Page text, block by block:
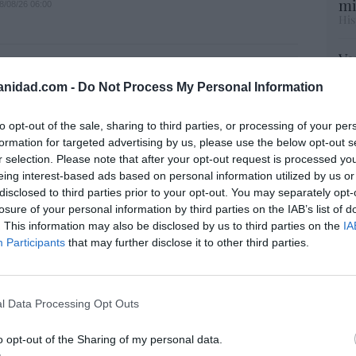
- Do Not Process My Personal Information
opt-out of the sale, sharing to third parties, or processing of your
for targeted advertising by us, please use the below opt-out
selection. Please note that after your opt-out request is processed
interest-based ads based on personal information utilized by us
to third parties prior to your opt-out. You may separately
of your personal information by third parties on the IAB’s list of
This information may also be disclosed by us to third parties on the
Participants that may further disclose it to other third parties.
Data Processing Opt Outs
opt-out of the Sharing of my personal data.
La bancada provida impulsa una
“desde la fecundación”
08/08/26 06:00
de Hiroshima no perseguía a Occidente,
sí: era la ciudad católica del Japón
y la ganará la Virgen
08/08/26 06:00